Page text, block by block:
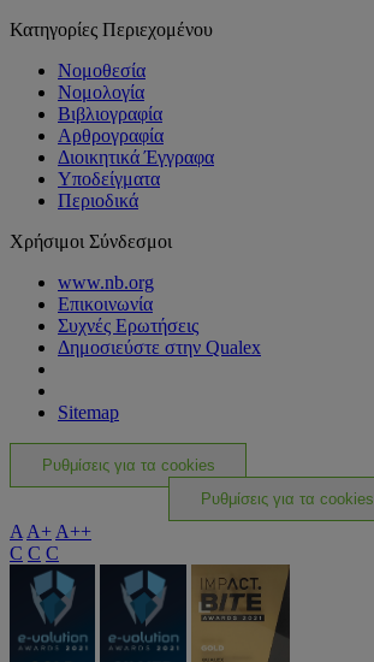
Κατηγορίες Περιεχομένου
Νομοθεσία
Νομολογία
Βιβλιογραφία
Αρθρογραφία
Διοικητικά Έγγραφα
Υποδείγματα
Περιοδικά
Χρήσιμοι Σύνδεσμοι
www.nb.org
Επικοινωνία
Συχνές Ερωτήσεις
Δημοσιεύστε στην Qualex
Sitemap
Ρυθμίσεις για τα cookies
Ρυθμίσεις για τα cookies
AA+A++
C C C